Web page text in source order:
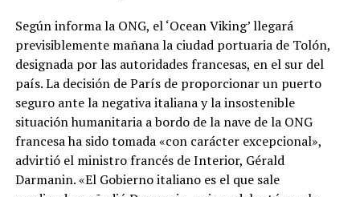
Según informa la ONG, el ‘Ocean Viking’ llegará
previsiblemente mañana la ciudad portuaria de Tolón,
designada por las autoridades francesas, en el sur del
país. La decisión de París de proporcionar un puerto
seguro ante la negativa italiana y la insostenible
situación humanitaria a bordo de la nave de la ONG
francesa ha sido tomada «con carácter excepcional»,
advirtió el ministro francés de Interior, Gérald
Darmanin. «El Gobierno italiano es el que sale